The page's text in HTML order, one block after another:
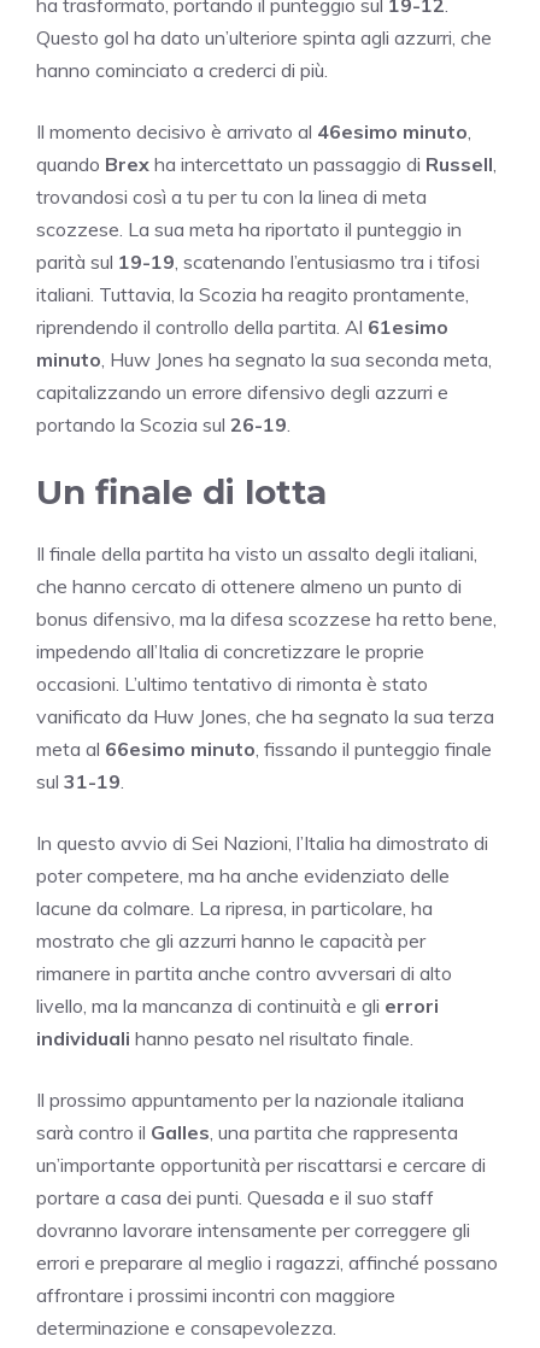
Questo gol ha dato un’ulteriore spinta agli azzurri, che
hanno cominciato a crederci di più.
Il momento decisivo è arrivato al 46esimo minuto
quando Brex ha intercettato un passaggio di Russell
trovandosi così a tu per tu con la linea di meta
scozzese. La sua meta ha riportato il punteggio in
parità sul 19-19 , scatenando l’entusiasmo tra i tifosi
italiani. Tuttavia, la Scozia ha reagito prontamente,
riprendendo il controllo della partita. Al 61esimo
minuto , Huw Jones ha segnato la sua seconda meta,
capitalizzando un errore difensivo degli azzurri e
portando la Scozia sul 26-19
Un finale di lotta
Il finale della partita ha visto un assalto degli italiani,
che hanno cercato di ottenere almeno un punto di
bonus difensivo, ma la difesa scozzese ha retto bene,
impedendo all’Italia di concretizzare le proprie
occasioni. L’ultimo tentativo di rimonta è stato
vanificato da Huw Jones, che ha segnato la sua terza
meta al 66esimo minuto , fissando il punteggio finale
sul 31-19
In questo avvio di Sei Nazioni, l’Italia ha dimostrato di
poter competere, ma ha anche evidenziato delle
lacune da colmare. La ripresa, in particolare, ha
mostrato che gli azzurri hanno le capacità per
rimanere in partita anche contro avversari di alto
livello, ma la mancanza di continuità e gli errori
individuali hanno pesato nel risultato finale.
Il prossimo appuntamento per la nazionale italiana
sarà contro il Galles , una partita che rappresenta
un’importante opportunità per riscattarsi e cercare di
portare a casa dei punti. Quesada e il suo staff
dovranno lavorare intensamente per correggere gli
errori e preparare al meglio i ragazzi, affinché possano
affrontare i prossimi incontri con maggiore
determinazione e consapevolezza.